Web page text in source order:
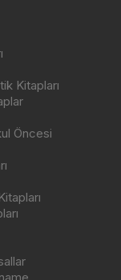
Kitapları
Öncesi